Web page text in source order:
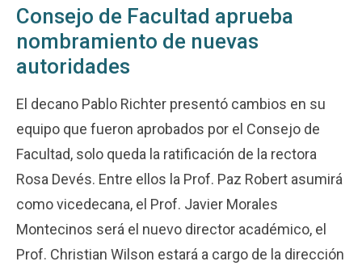
POSTGRADO
INVESTIGACIÓN E INNOVACIÓN
EXTENSIÓN
BIBLIOTECA
DEPARTAMENTOS
FACULTAD
Funcionarios Egresados
Consejo de Facultad aprueba
nombramiento de nuevas
autoridades
El decano Pablo Richter presentó cambios en su
equipo que fueron aprobados por el Consejo de
Facultad, solo queda la ratificación de la rectora
Rosa Devés. Entre ellos la Prof. Paz Robert asumirá
como vicedecana, el Prof. Javier Morales
Montecinos será el nuevo director académico, el
Prof. Christian Wilson estará a cargo de la dirección